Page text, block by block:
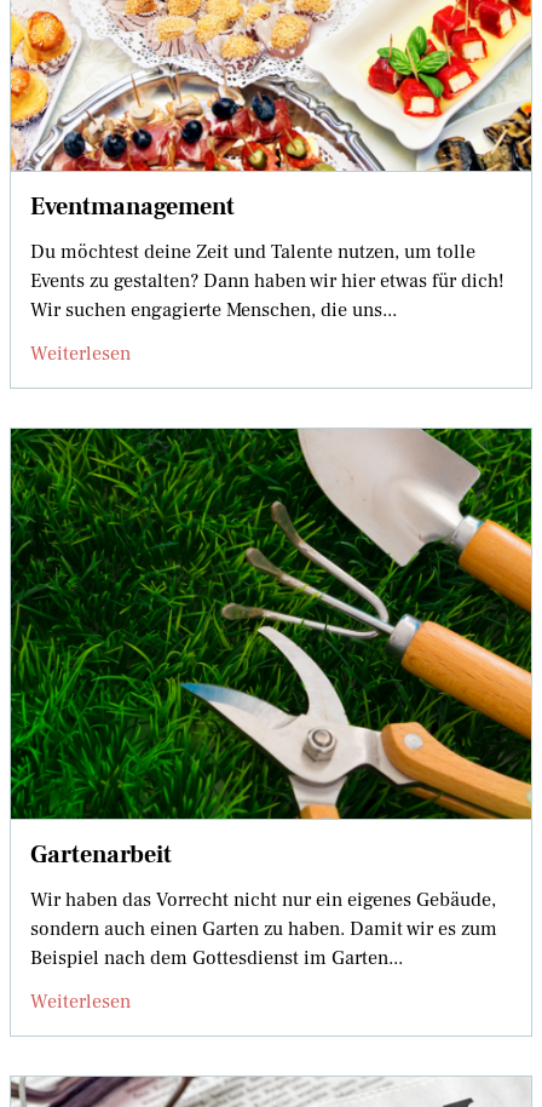
Eventmanagement
Du möchtest deine Zeit und Talente nutzen, um tolle
Events zu gestalten? Dann haben wir hier etwas für dich!
Wir suchen engagierte Menschen, die uns...
Weiterlesen
Gartenarbeit
Wir haben das Vorrecht nicht nur ein eigenes Gebäude,
sondern auch einen Garten zu haben. Damit wir es zum
Beispiel nach dem Gottesdienst im Garten...
Weiterlesen